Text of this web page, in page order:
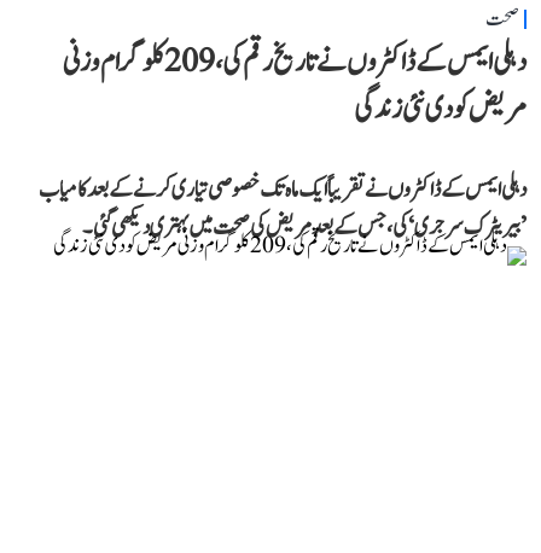
صحت
دہلی ایمس کے ڈاکٹروں نے تاریخ رقم کی، 209 کلوگرام وزنی
مریض کو دی نئی زندگی
دہلی ایمس کے ڈاکٹروں نے تقریباً ایک ماہ تک خصوصی تیاری کرنے کے بعد کامیاب
’بیریٹرک سرجری‘ کی، جس کے بعد مریض کی صحت میں بہتری دیکھی گئی۔